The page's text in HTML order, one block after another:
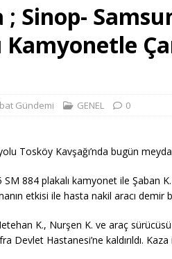
; Sinop-
Gündemi GENEL 0
Tosköy Kavşağı’nda bugün
884 plakalı kamyonet ile Şaban
etkisi ile hasta nakil aracı
K., Nurşen K. ve araç sürücüsü
Devlet Hastanesi’ne kaldırıldı.